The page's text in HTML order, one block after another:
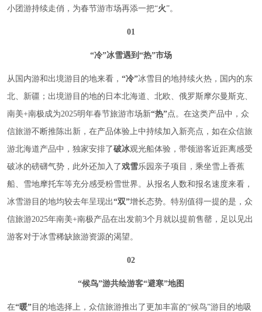
小团游持续走俏，为春节游市场再添一把“火”。
01
“冷”冰雪遇到 “热”市场
从国内游和出境游目的地来看， “冷”冰雪目的地持续火热，国内的东
北、新疆；出境游目的地的日本北海道、北欧、俄罗斯摩尔曼斯克、
南美+南极成为2025明年春节旅游市场新“热”点。在这类产品中，众
信旅游不断推陈出新，在产品体验上中持续加入新亮点，如在众信旅
游北海道产品中，独家安排了破冰观光船体验，带领游客近距离感受
破冰的磅礴气势，此外还加入了戏雪乐园亲子项目，乘坐雪上香蕉
船、雪地摩托车等充分感受粉雪世界。从报名人数和报名速度来看，
冰雪游目的地均较去年呈现出“双”增长态势。特别值得一提的是，众
信旅游2025年南美+南极产品在出发前3个月就以提前售罄，足以见出
游客对于冰雪稀缺旅游资源的渴望。
02
“候鸟”游共绘游客“避寒”地图
在“暖” 目的地选择上，众信旅游推出了更加丰富的“候鸟”游目的地吸